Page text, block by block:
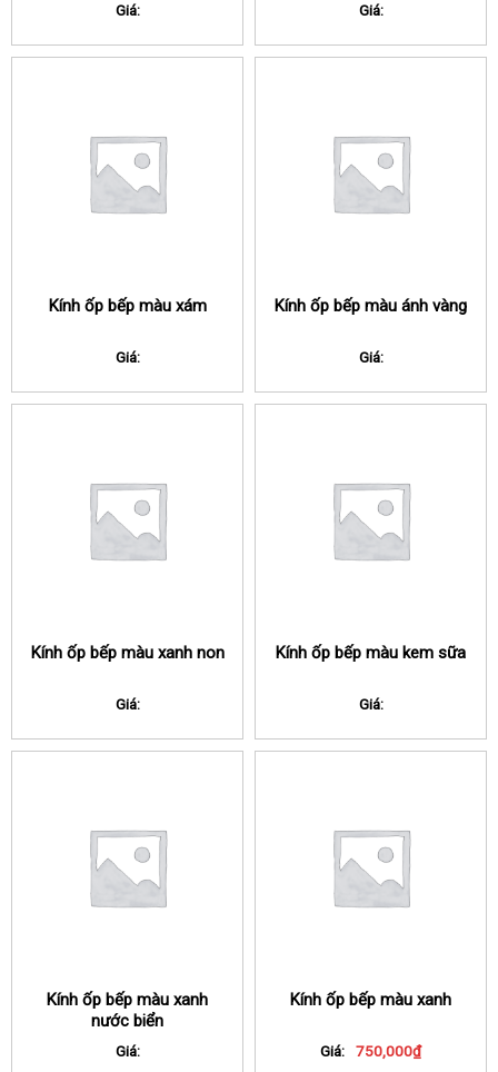
Giá: Giá:
Kính ốp bếp màu xám
Giá:
Kính ốp bếp màu ánh vàng
Giá:
Kính ốp bếp màu xanh non
Giá:
Kính ốp bếp màu kem sữa
Giá:
Kính ốp bếp màu xanh
nước biển
Giá:
Kính ốp bếp màu xanh
Giá: 750,000₫